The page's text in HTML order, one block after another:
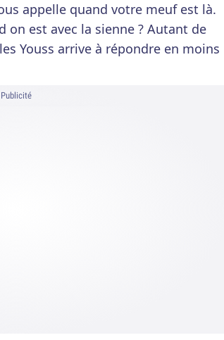
appelle quand votre meuf est là.
est avec la sienne ? Autant de
Youss arrive à répondre en moins
Publicité